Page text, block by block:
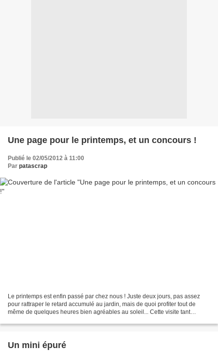
Une page pour le printemps, et un concours !
Publié le 02/05/2012 à 11:00
Par patascrap
Le printemps est enfin passé par chez nous ! Juste deux jours, pas assez
pour rattraper le retard accumulé au jardin, mais de quoi profiter tout de
même de quelques heures bien agréables au soleil... Cette visite tant
Un mini épuré